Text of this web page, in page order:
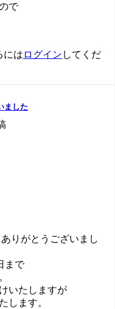
で
には ログイン してくだ
ました
りがとうございまし
まで
いたしますが
します。